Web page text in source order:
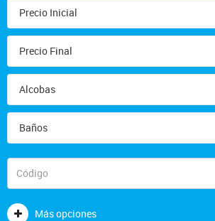
Más opciones